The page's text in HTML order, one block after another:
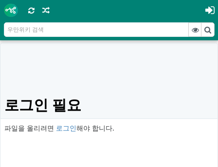
로그인 필요
파일을 올리려면 로그인해야 합니다.